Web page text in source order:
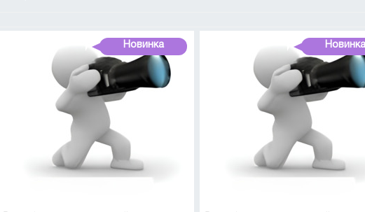
Размер 2000х6000 мм с толщиной от 10 до 100 мм.
Компания ОДО «БелТехноРегион» предлагает широкий выбор
современным стандартам качества, что делает его идеальным
других отраслей.
Новинка Новинка